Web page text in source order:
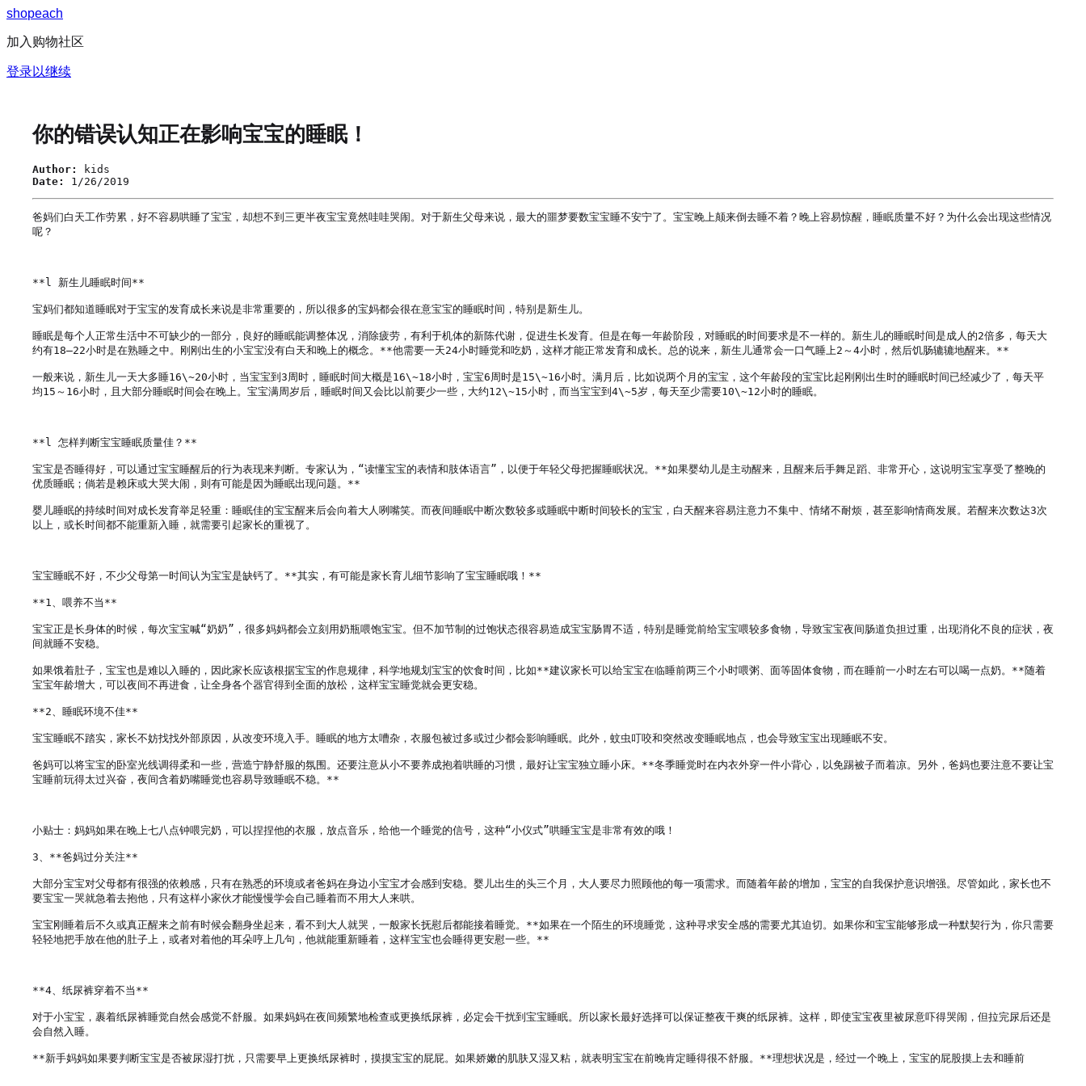
shopeach
加入购物社区
登录以继续
你的错误认知正在影响宝宝的睡眠！
Author:
kids
Date:
1/26/2019
爸妈们白天工作劳累，好不容易哄睡了宝宝，却想不到三更半夜宝宝竟然哇哇哭闹。对于新生父母来说，最大的噩梦要数宝宝睡不安宁了。宝宝晚上颠来倒去睡不着？晚上容易惊醒，睡眠质量不好？为什么会出现这些情况
呢？
**l 新生儿睡眠时间**
宝妈们都知道睡眠对于宝宝的发育成长来说是非常重要的，所以很多的宝妈都会很在意宝宝的睡眠时间，特别是新生儿。
睡眠是每个人正常生活中不可缺少的一部分，良好的睡眠能调整体况，消除疲劳，有利于机体的新陈代谢，促进生长发育。但是在每一年龄阶段，对睡眠的时间要求是不一样的。新生儿的睡眠时间是成人的2倍多，每天大
约有18—22小时是在熟睡之中。刚刚出生的小宝宝没有白天和晚上的概念。**他需要一天24小时睡觉和吃奶，这样才能正常发育和成长。总的说来，新生儿通常会一口气睡上2～4小时，然后饥肠辘辘地醒来。**
一般来说，新生儿一天大多睡16\~20小时，当宝宝到3周时，睡眠时间大概是16\~18小时，宝宝6周时是15\~16小时。满月后，比如说两个月的宝宝，这个年龄段的宝宝比起刚刚出生时的睡眠时间已经减少了，每天平
均15～16小时，且大部分睡眠时间会在晚上。宝宝满周岁后，睡眠时间又会比以前要少一些，大约12\~15小时，而当宝宝到4\~5岁，每天至少需要10\~12小时的睡眠。
**l 怎样判断宝宝睡眠质量佳？**
宝宝是否睡得好，可以通过宝宝睡醒后的行为表现来判断。专家认为，“读懂宝宝的表情和肢体语言”，以便于年轻父母把握睡眠状况。**如果婴幼儿是主动醒来，且醒来后手舞足蹈、非常开心，这说明宝宝享受了整晚的
优质睡眠；倘若是赖床或大哭大闹，则有可能是因为睡眠出现问题。**
婴儿睡眠的持续时间对成长发育举足轻重：睡眠佳的宝宝醒来后会向着大人咧嘴笑。而夜间睡眠中断次数较多或睡眠中断时间较长的宝宝，白天醒来容易注意力不集中、情绪不耐烦，甚至影响情商发展。若醒来次数达3次
以上，或长时间都不能重新入睡，就需要引起家长的重视了。
宝宝睡眠不好，不少父母第一时间认为宝宝是缺钙了。**其实，有可能是家长育儿细节影响了宝宝睡眠哦！**
**1、喂养不当**
宝宝正是长身体的时候，每次宝宝喊“奶奶”，很多妈妈都会立刻用奶瓶喂饱宝宝。但不加节制的过饱状态很容易造成宝宝肠胃不适，特别是睡觉前给宝宝喂较多食物，导致宝宝夜间肠道负担过重，出现消化不良的症状，夜
间就睡不安稳。
如果饿着肚子，宝宝也是难以入睡的，因此家长应该根据宝宝的作息规律，科学地规划宝宝的饮食时间，比如**建议家长可以给宝宝在临睡前两三个小时喂粥、面等固体食物，而在睡前一小时左右可以喝一点奶。**随着
宝宝年龄增大，可以夜间不再进食，让全身各个器官得到全面的放松，这样宝宝睡觉就会更安稳。
**2、睡眠环境不佳**
宝宝睡眠不踏实，家长不妨找找外部原因，从改变环境入手。睡眠的地方太嘈杂，衣服包被过多或过少都会影响睡眠。此外，蚊虫叮咬和突然改变睡眠地点，也会导致宝宝出现睡眠不安。
爸妈可以将宝宝的卧室光线调得柔和一些，营造宁静舒服的氛围。还要注意从小不要养成抱着哄睡的习惯，最好让宝宝独立睡小床。**冬季睡觉时在内衣外穿一件小背心，以免踢被子而着凉。另外，爸妈也要注意不要让宝
宝睡前玩得太过兴奋，夜间含着奶嘴睡觉也容易导致睡眠不稳。**
小贴士：妈妈如果在晚上七八点钟喂完奶，可以捏捏他的衣服，放点音乐，给他一个睡觉的信号，这种“小仪式”哄睡宝宝是非常有效的哦！
3、**爸妈过分关注**
大部分宝宝对父母都有很强的依赖感，只有在熟悉的环境或者爸妈在身边小宝宝才会感到安稳。婴儿出生的头三个月，大人要尽力照顾他的每一项需求。而随着年龄的增加，宝宝的自我保护意识增强。尽管如此，家长也不
要宝宝一哭就急着去抱他，只有这样小家伙才能慢慢学会自己睡着而不用大人来哄。
宝宝刚睡着后不久或真正醒来之前有时候会翻身坐起来，看不到大人就哭，一般家长抚慰后都能接着睡觉。**如果在一个陌生的环境睡觉，这种寻求安全感的需要尤其迫切。如果你和宝宝能够形成一种默契行为，你只需要
轻轻地把手放在他的肚子上，或者对着他的耳朵哼上几句，他就能重新睡着，这样宝宝也会睡得更安慰一些。**
**4、纸尿裤穿着不当**
对于小宝宝，裹着纸尿裤睡觉自然会感觉不舒服。如果妈妈在夜间频繁地检查或更换纸尿裤，必定会干扰到宝宝睡眠。所以家长最好选择可以保证整夜干爽的纸尿裤。这样，即使宝宝夜里被尿意吓得哭闹，但拉完尿后还是
会自然入睡。